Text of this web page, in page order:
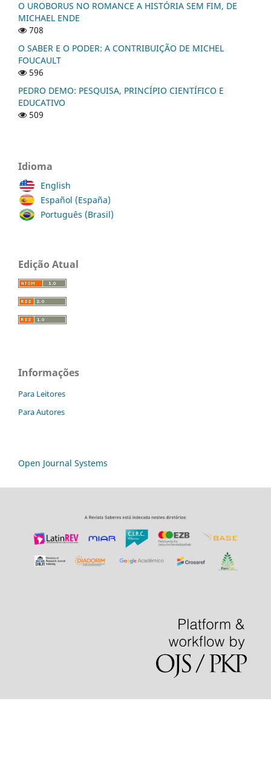
O UROBORUS NO ROMANCE A HISTÓRIA SEM FIM, DE
MICHAEL ENDE
708
O SABER E O PODER: A CONTRIBUIÇÃO DE MICHEL
FOUCAULT
596
PEDRO DEMO: PESQUISA, PRINCÍPIO CIENTÍFICO E
EDUCATIVO
509
Idioma
English
Español (España)
Português (Brasil)
Edição Atual
Informações
Para Leitores
Para Autores
Open Journal Systems